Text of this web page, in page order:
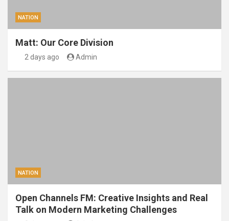
NATION
Matt: Our Core Division
2 days ago Admin
NATION
Open Channels FM: Creative Insights and Real
Talk on Modern Marketing Challenges